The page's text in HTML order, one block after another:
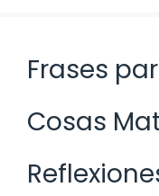
Frases
Cosas